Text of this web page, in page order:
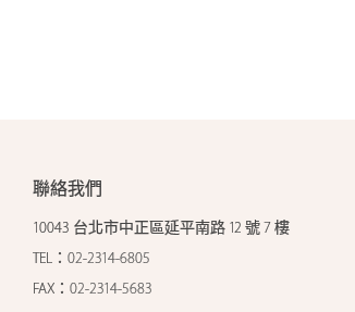
聯絡我們
10043 台北市中正區延平南路 12 號 7 樓
TEL： 02-2314-6805
FAX： 02-2314-5683